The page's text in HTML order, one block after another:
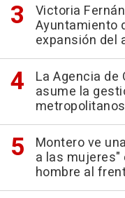
Victoria
Ayuntamiento
expansión del
La Agencia de
asume la
Montero ve
a las mujeres"
hombre al